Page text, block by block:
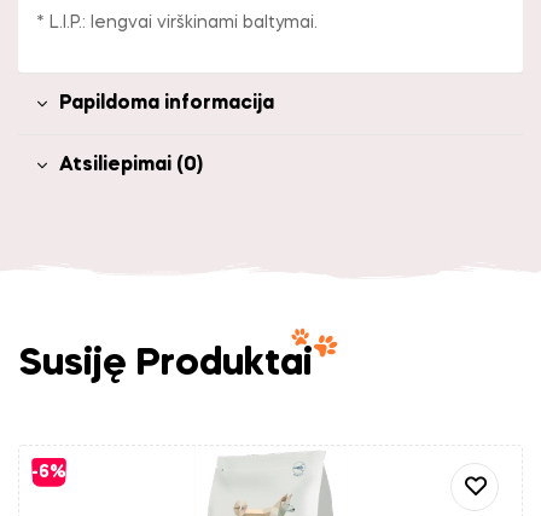
* L.I.P.: lengvai virškinami baltymai.
Papildoma informacija
Atsiliepimai (0)
Susiję Produktai
-6%